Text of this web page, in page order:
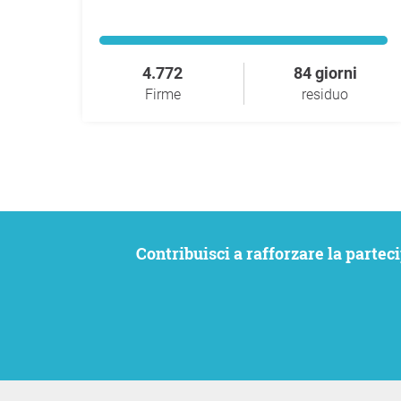
4.772
Firme
84 giorni
residuo
Contribuisci a rafforzare la partecipazione civica. Vogliamo che le tue istanze siano ascoltate e allo stesso tempo rimanere